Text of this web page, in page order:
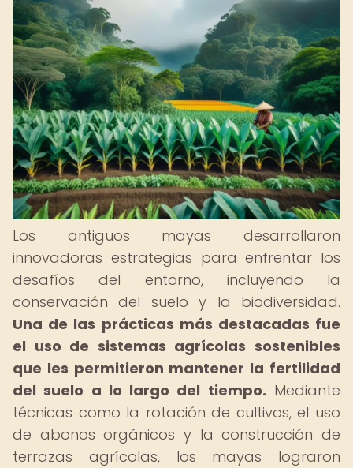
Los antiguos mayas desarrollaron
innovadoras estrategias para enfrentar los
desafíos del entorno, incluyendo la
conservación del suelo y la biodiversidad.
Una de las prácticas más destacadas fue
el uso de sistemas agrícolas sostenibles
que les permitieron mantener la fertilidad
del suelo a lo largo del tiempo. Mediante
técnicas como la rotación de cultivos, el uso
de abonos orgánicos y la construcción de
terrazas agrícolas, los mayas lograron